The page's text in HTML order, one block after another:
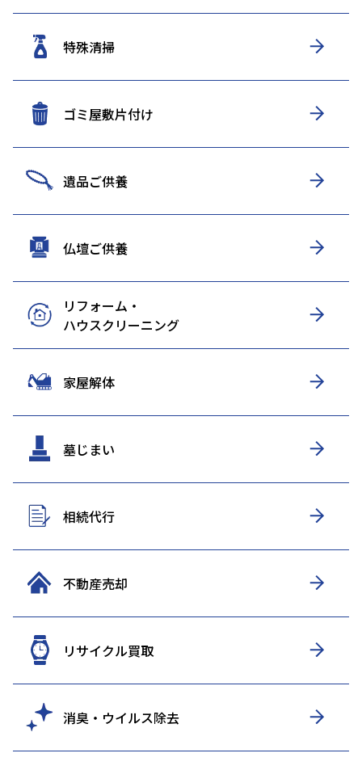
特殊清掃
ゴミ屋敷片付け
遺品ご供養
仏壇ご供養
リフォーム・
ハウスクリーニング
家屋解体
墓じまい
相続代行
不動産売却
リサイクル買取
消臭・ウイルス除去